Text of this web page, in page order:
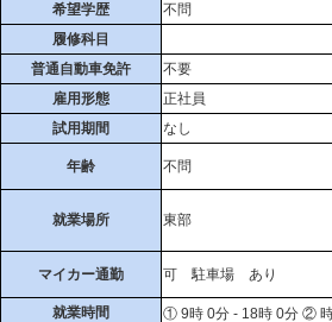
希望学歴
不問
履修科目
普通自動車免許
不要
雇用形態
正社員
試用期間
なし
年齢 不問
就業場所 東部
マイカー通勤 可 駐車場 あり
就業時間
① 9時 0分 - 18時 0分 ②